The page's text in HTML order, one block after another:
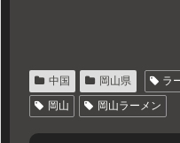
中国 岡山県 ラ
岡山
岡山ラーメン